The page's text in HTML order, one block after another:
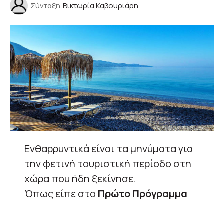
Σύνταξη Βικτωρία Καβουριάρη
Ενθαρρυντικά είναι τα μηνύματα για
την φετινή τουριστική περίοδο στη
χώρα που ήδη ξεκίνησε.
Όπως είπε στο Πρώτο Πρόγραμμα